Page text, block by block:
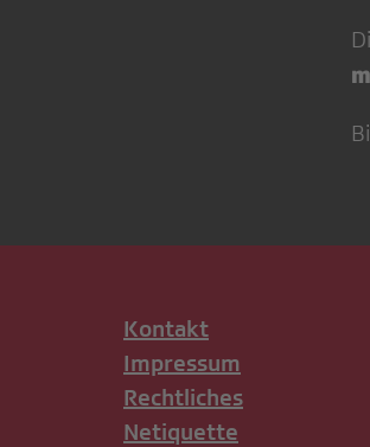
Kontakt
Impressum
Rechtliches
Netiquette